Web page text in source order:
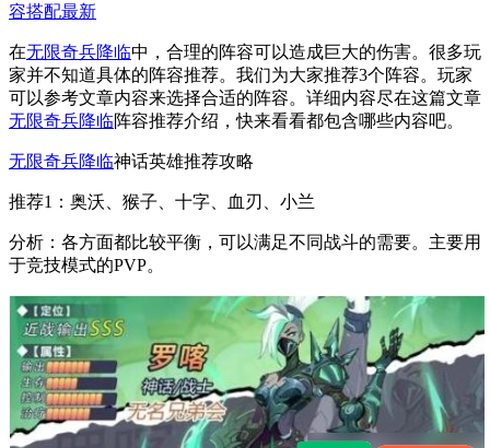
容搭配最新
在无限奇兵降临中，合理的阵容可以造成巨大的伤害。很多玩
家并不知道具体的阵容推荐。我们为大家推荐3个阵容。玩家
可以参考文章内容来选择合适的阵容。详细内容尽在这篇文章
无限奇兵降临阵容推荐介绍，快来看看都包含哪些内容吧。
无限奇兵降临神话英雄推荐攻略
推荐1：奥沃、猴子、十字、血刃、小兰
分析：各方面都比较平衡，可以满足不同战斗的需要。主要用
于竞技模式的PVP。